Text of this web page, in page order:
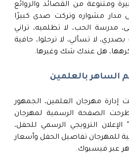
ومتنوعة من القصائد والروائع
مدار مشواره وتركت صدى كبيرًا
مدرسة الحب، لا تظلميه، تراني
لا تسألي، لا ترحلوا، حافية
هل عندك شك وغيرها.
الساهر بالعلمين
مهرجان العلمين، الجمهور
الصفحة الرسمية لمهرجان
الإعلان الترويجي الرسمي للحفل،
للمهرجان تفاصيل الحفل وأسعار
عبر فيسبوك.